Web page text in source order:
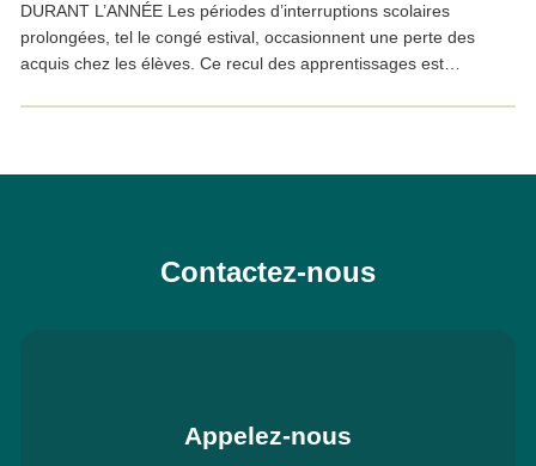
DURANT L’ANNÉE Les périodes d’interruptions scolaires
prolongées, tel le congé estival, occasionnent une perte des
acquis chez les élèves. Ce recul des apprentissages est…
Contactez-nous
Appelez-nous